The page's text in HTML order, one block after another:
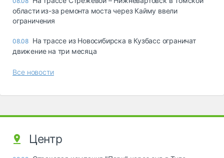
области из-за ремонта моста через Кайму ввели
ограничения
08.08 На трассе из Новосибирска в Кузбасс ограничат
движение на три месяца
Все новости
Центр